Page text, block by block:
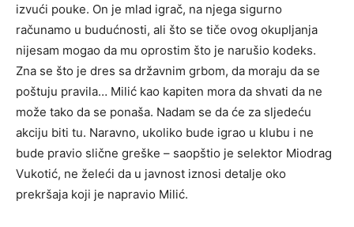
izvući pouke. On je mlad igrač, na njega sigurno
računamo u budućnosti, ali što se tiče ovog okupljanja
nijesam mogao da mu oprostim što je narušio kodeks.
Zna se što je dres sa državnim grbom, da moraju da se
poštuju pravila… Milić kao kapiten mora da shvati da ne
može tako da se ponaša. Nadam se da će za sljedeću
akciju biti tu. Naravno, ukoliko bude igrao u klubu i ne
bude pravio slične greške – saopštio je selektor Miodrag
Vukotić, ne želeći da u javnost iznosi detalje oko
prekršaja koji je napravio Milić.